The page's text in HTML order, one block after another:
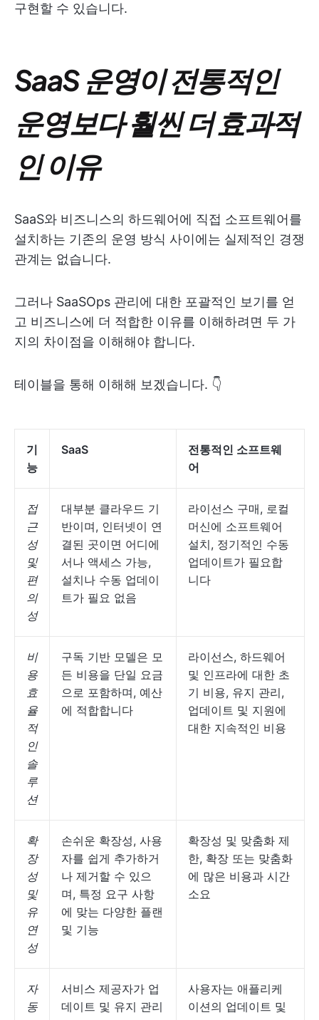
구현할 수 있습니다.
SaaS 운영이 전통적인
운영보다 훨씬 더 효과적
인 이유
SaaS와 비즈니스의 하드웨어에 직접 소프트웨어를
설치하는 기존의 운영 방식 사이에는 실제적인 경쟁
관계는 없습니다.
그러나 SaaSOps 관리에 대한 포괄적인 보기를 얻
고 비즈니스에 더 적합한 이유를 이해하려면 두 가
지의 차이점을 이해해야 합니다.
테이블을 통해 이해해 보겠습니다. 👇
기
능
SaaS
전통적인 소프트웨
어
접
근
성
및
편
의
성
대부분 클라우드 기
반이며, 인터넷이 연
결된 곳이면 어디에
서나 액세스 가능,
설치나 수동 업데이
트가 필요 없음
라이선스 구매, 로컬
머신에 소프트웨어
설치, 정기적인 수동
업데이트가 필요합
니다
비
용
효
율
적
인
솔
루
션
구독 기반 모델은 모
든 비용을 단일 요금
으로 포함하며, 예산
에 적합합니다
라이선스, 하드웨어
및 인프라에 대한 초
기 비용, 유지 관리,
업데이트 및 지원에
대한 지속적인 비용
확
장
성
및
유
연
성
손쉬운 확장성, 사용
자를 쉽게 추가하거
나 제거할 수 있으
며, 특정 요구 사항
에 맞는 다양한 플랜
및 기능
확장성 및 맞춤화 제
한, 확장 또는 맞춤화
에 많은 비용과 시간
소요
자
동
서비스 제공자가 업
데이트 및 유지 관리
사용자는 애플리케
이션의 업데이트 및